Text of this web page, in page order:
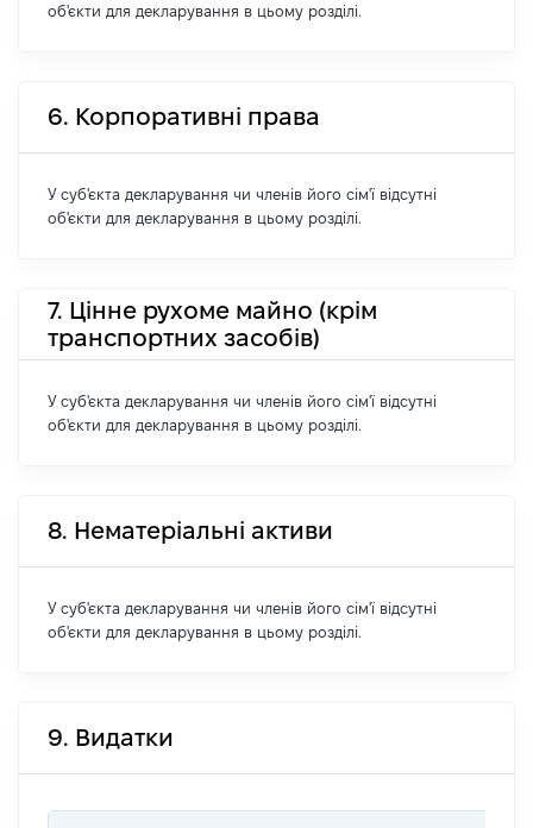
об'єкти для декларування в цьому розділі.
6. Корпоративні права
У суб'єкта декларування чи членів його сім'ї відсутні
об'єкти для декларування в цьому розділі.
7. Цінне рухоме майно (крім
транспортних засобів)
У суб'єкта декларування чи членів його сім'ї відсутні
об'єкти для декларування в цьому розділі.
8. Нематеріальні активи
У суб'єкта декларування чи членів його сім'ї відсутні
об'єкти для декларування в цьому розділі.
9. Видатки